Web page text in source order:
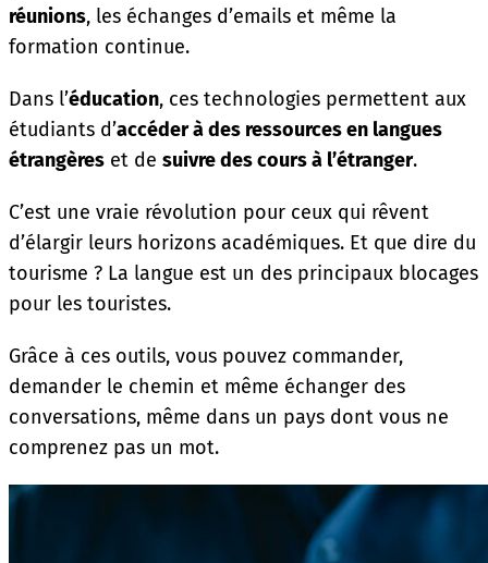
réunions, les échanges d’emails et même la
formation continue.
Dans l’éducation, ces technologies permettent aux
étudiants d’accéder à des ressources en langues
étrangères et de suivre des cours à l’étranger.
C’est une vraie révolution pour ceux qui rêvent
d’élargir leurs horizons académiques. Et que dire du
tourisme ? La langue est un des principaux blocages
pour les touristes.
Grâce à ces outils, vous pouvez commander,
demander le chemin et même échanger des
conversations, même dans un pays dont vous ne
comprenez pas un mot.